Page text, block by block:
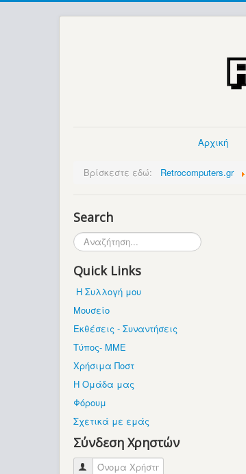
Αρχική
Βρίσκεστε εδώ: Retrocomputers.gr
Search
Αναζήτηση...
Quick Links
Η Συλλογή μου
Μουσείο
Εκθέσεις - Συναντήσεις
Τύπος- ΜΜΕ
Χρήσιμα Ποστ
Η Ομάδα μας
Φόρουμ
Σχετικά με εμάς
Σύνδεση Χρηστών
Όνομα Χρήστη